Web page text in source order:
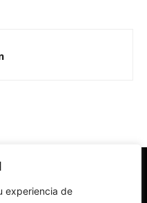
experiencia de
y la sociedad